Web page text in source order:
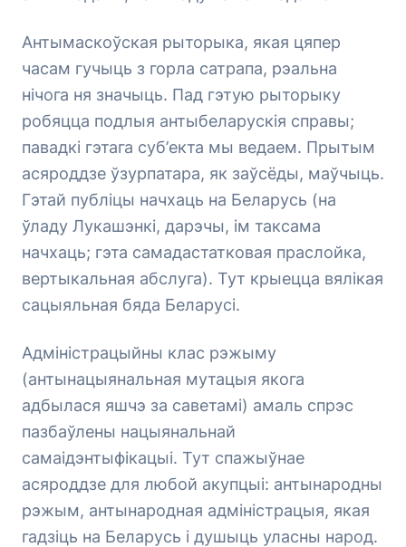
Антымаскоўская рыторыка, якая цяпер
часам гучыць з горла сатрапа, рэальна
нічога ня значыць. Пад гэтую рыторыку
робяцца подлыя антыбеларускія справы;
павадкі гэтага суб’екта мы ведаем. Прытым
асяроддзе ўзурпатара, як заўсёды, маўчыць.
Гэтай публіцы начхаць на Беларусь (на
ўладу Лукашэнкі, дарэчы, ім таксама
начхаць; гэта самадастатковая праслойка,
вертыкальная абслуга). Тут крыецца вялікая
сацыяльная бяда Беларусі.
Адміністрацыйны клас рэжыму
(антынацыянальная мутацыя якога
адбылася яшчэ за саветамі) амаль спрэс
пазбаўлены нацыянальнай
самаідэнтыфікацыі. Тут спажыўнае
асяроддзе для любой акупцыі: антынародны
рэжым, антынародная адміністрацыя, якая
гадзіць на Беларусь і душыць уласны народ.